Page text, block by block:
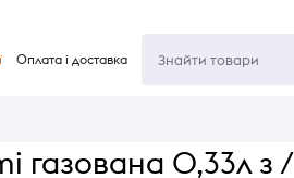
Оплата і доставка
газована 0,33л з /